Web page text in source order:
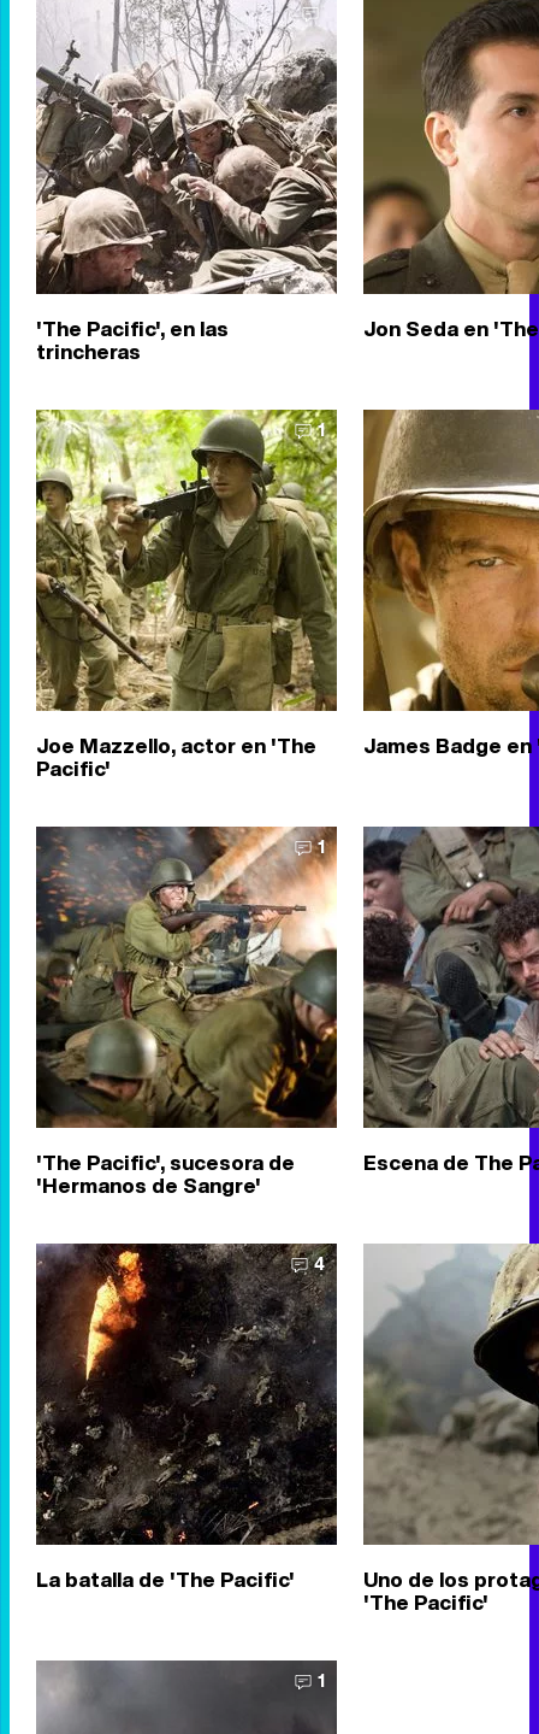
'The Pacific', en las
trincheras
Jon Seda en
1
Joe Mazzello, actor en 'The
Pacific'
James Badge
1
'The Pacific', sucesora de
'Hermanos de Sangre'
Escena de The
4
La batalla de 'The Pacific' Uno de los
'The Pacific'
1